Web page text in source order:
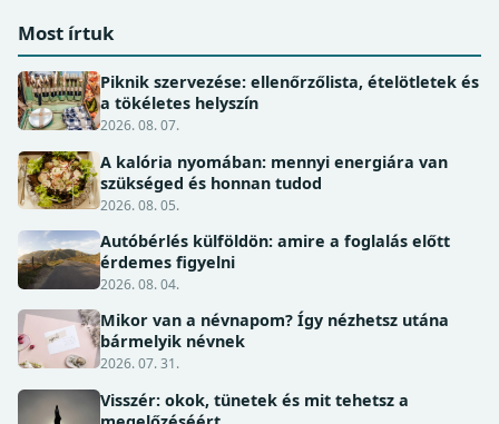
Most írtuk
Piknik szervezése: ellenőrzőlista, ételötletek és
a tökéletes helyszín
2026. 08. 07.
A kalória nyomában: mennyi energiára van
szükséged és honnan tudod
2026. 08. 05.
Autóbérlés külföldön: amire a foglalás előtt
érdemes figyelni
2026. 08. 04.
Mikor van a névnapom? Így nézhetsz utána
bármelyik névnek
2026. 07. 31.
Visszér: okok, tünetek és mit tehetsz a